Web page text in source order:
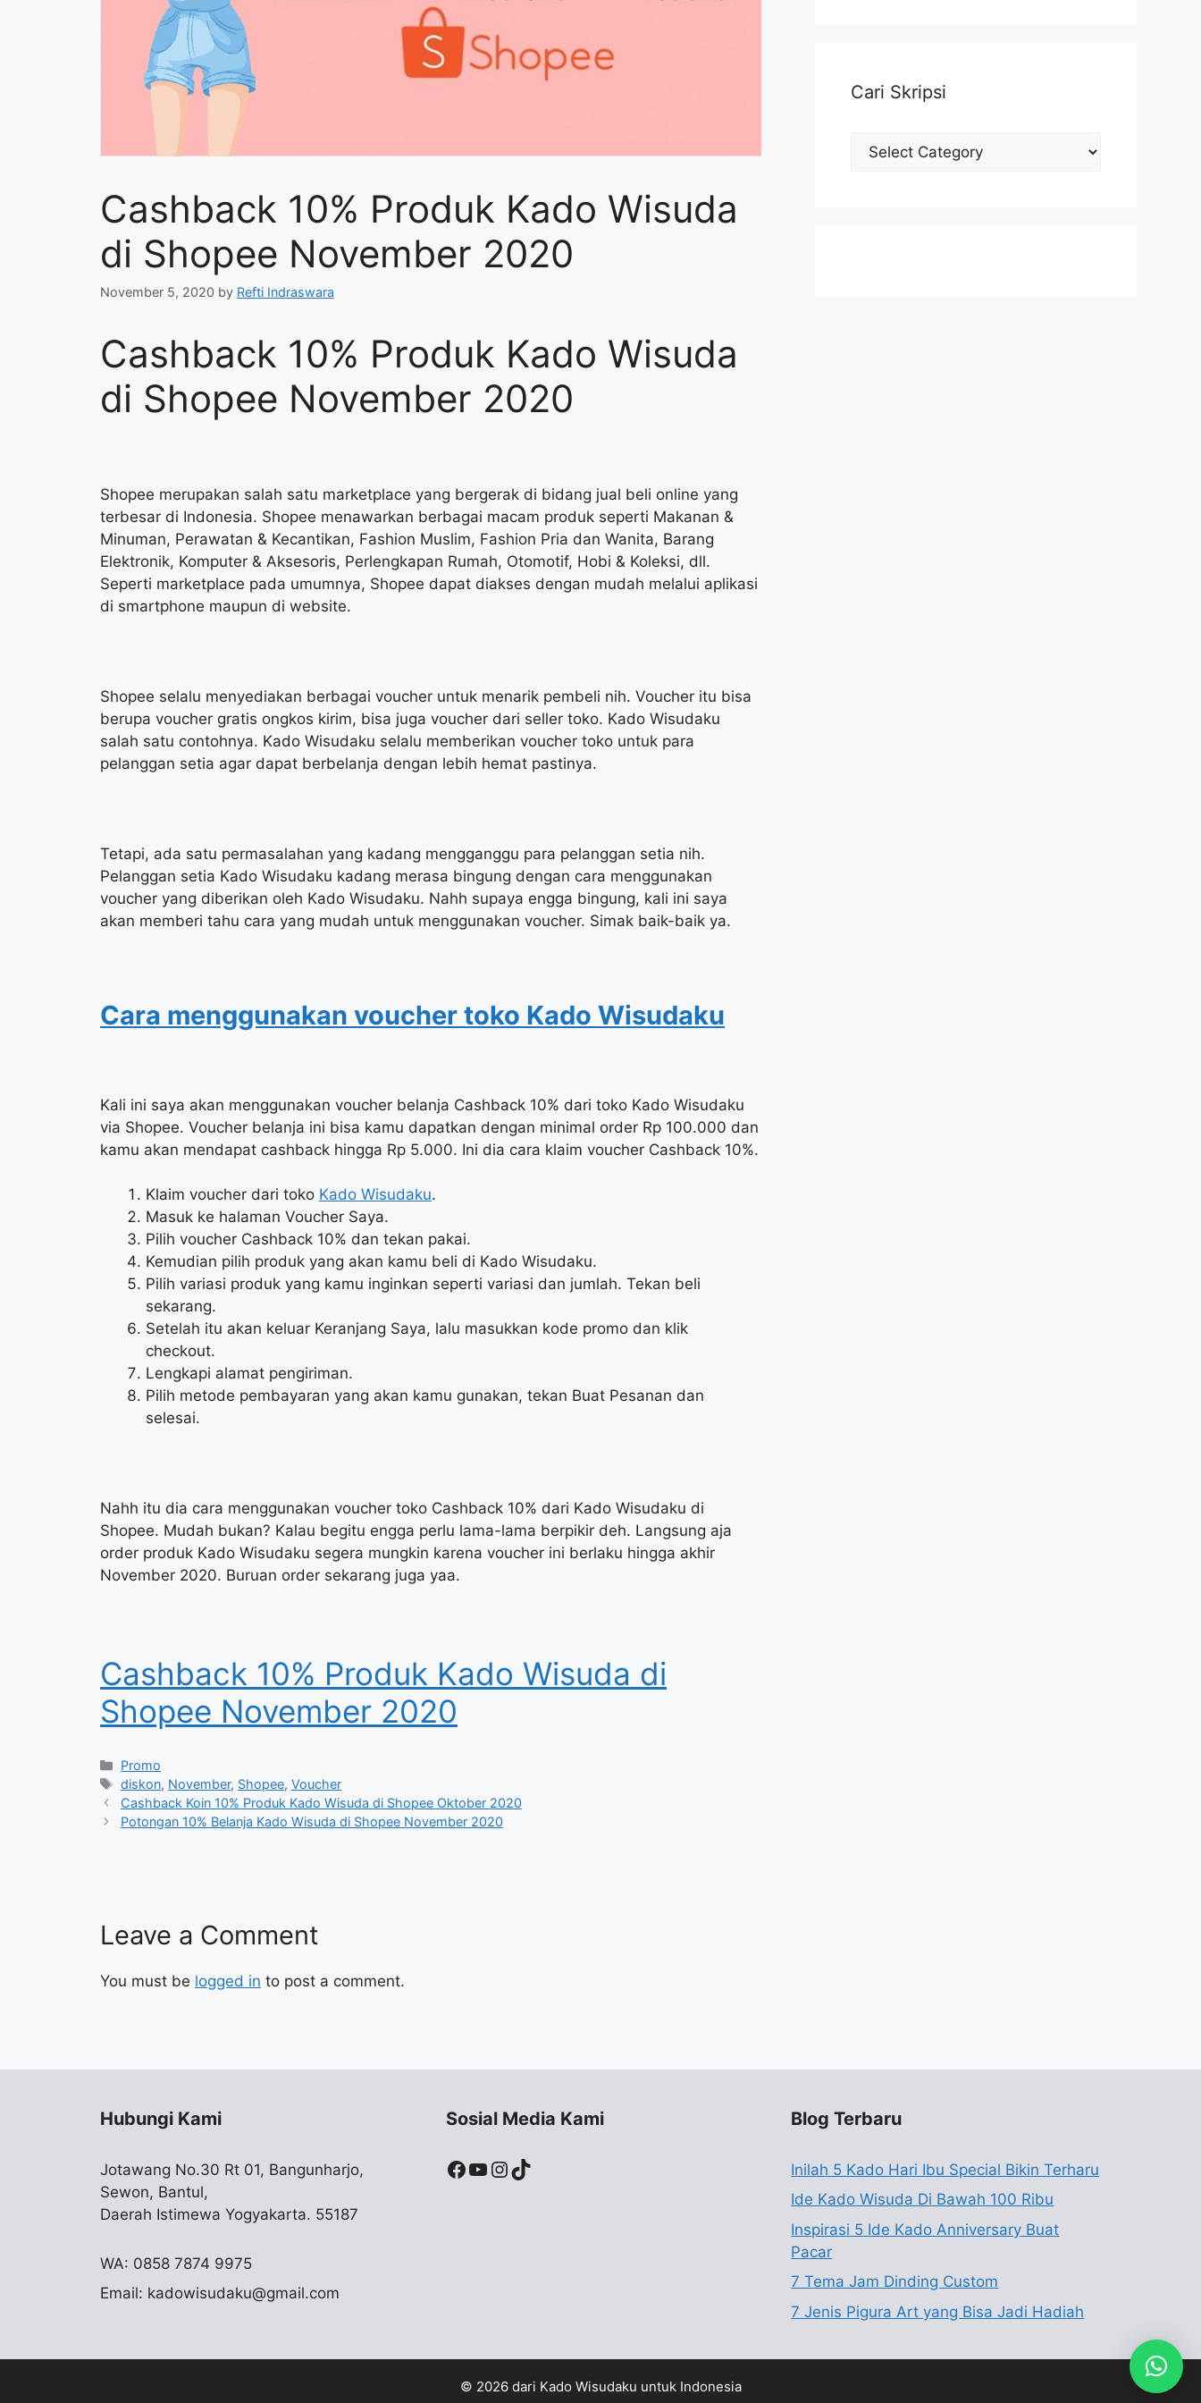
Cashback 10% Produk Kado Wisuda
di Shopee November 2020
November 5, 2020 by Refti Indraswara
Cashback 10% Produk Kado Wisuda
di Shopee November 2020
Shopee merupakan salah satu marketplace yang bergerak di bidang jual beli online yang
terbesar di Indonesia. Shopee menawarkan berbagai macam produk seperti Makanan &
Minuman, Perawatan & Kecantikan, Fashion Muslim, Fashion Pria dan Wanita, Barang
Elektronik, Komputer & Aksesoris, Perlengkapan Rumah, Otomotif, Hobi & Koleksi, dll.
Seperti marketplace pada umumnya, Shopee dapat diakses dengan mudah melalui aplikasi
di smartphone maupun di website.
Shopee selalu menyediakan berbagai voucher untuk menarik pembeli nih. Voucher itu bisa
berupa voucher gratis ongkos kirim, bisa juga voucher dari seller toko. Kado Wisudaku
salah satu contohnya. Kado Wisudaku selalu memberikan voucher toko untuk para
pelanggan setia agar dapat berbelanja dengan lebih hemat pastinya.
Tetapi, ada satu permasalahan yang kadang mengganggu para pelanggan setia nih.
Pelanggan setia Kado Wisudaku kadang merasa bingung dengan cara menggunakan
voucher yang diberikan oleh Kado Wisudaku. Nahh supaya engga bingung, kali ini saya
akan memberi tahu cara yang mudah untuk menggunakan voucher. Simak baik-baik ya.
Cara menggunakan voucher toko Kado Wisudaku
Kali ini saya akan menggunakan voucher belanja Cashback 10% dari toko Kado Wisudaku
via Shopee. Voucher belanja ini bisa kamu dapatkan dengan minimal order Rp 100.000 dan
kamu akan mendapat cashback hingga Rp 5.000. Ini dia cara klaim voucher Cashback 10%.
Klaim voucher dari toko Kado Wisudaku.
Masuk ke halaman Voucher Saya.
Pilih voucher Cashback 10% dan tekan pakai.
Kemudian pilih produk yang akan kamu beli di Kado Wisudaku.
Pilih variasi produk yang kamu inginkan seperti variasi dan jumlah. Tekan beli
sekarang.
Setelah itu akan keluar Keranjang Saya, lalu masukkan kode promo dan klik
checkout.
Lengkapi alamat pengiriman.
Pilih metode pembayaran yang akan kamu gunakan, tekan Buat Pesanan dan
selesai.
Nahh itu dia cara menggunakan voucher toko Cashback 10% dari Kado Wisudaku di
Shopee. Mudah bukan? Kalau begitu engga perlu lama-lama berpikir deh. Langsung aja
order produk Kado Wisudaku segera mungkin karena voucher ini berlaku hingga akhir
November 2020. Buruan order sekarang juga yaa.
Cashback 10% Produk Kado Wisuda di
Shopee November 2020
Categories
Promo
Tags
diskon, November, Shopee,Voucher
Cashback Koin 10% Produk Kado Wisuda di Shopee Oktober 2020
Potongan 10% Belanja Kado Wisuda di Shopee November 2020
Leave a Comment
You must be logged in to post a comment.
Cari Skripsi
Cari
Hubungi Kami
Jotawang No.30 Rt 01, Bangunharjo,
Sewon, Bantul,
Daerah Istimewa Yogyakarta. 55187
WA: 0858 7874 9975
Email: kadowisudaku@gmail.com
Sosial Media Kami
Facebook
YouTube
Instagram
TikTok
Blog Terbaru
Inilah 5 Kado Hari Ibu Special Bikin Terharu
Ide Kado Wisuda Di Bawah 100 Ribu
Inspirasi 5 Ide Kado Anniversary Buat
Pacar
7 Tema Jam Dinding Custom
7 Jenis Pigura Art yang Bisa Jadi Hadiah
© 2026 dari Kado Wisudaku untuk Indonesia